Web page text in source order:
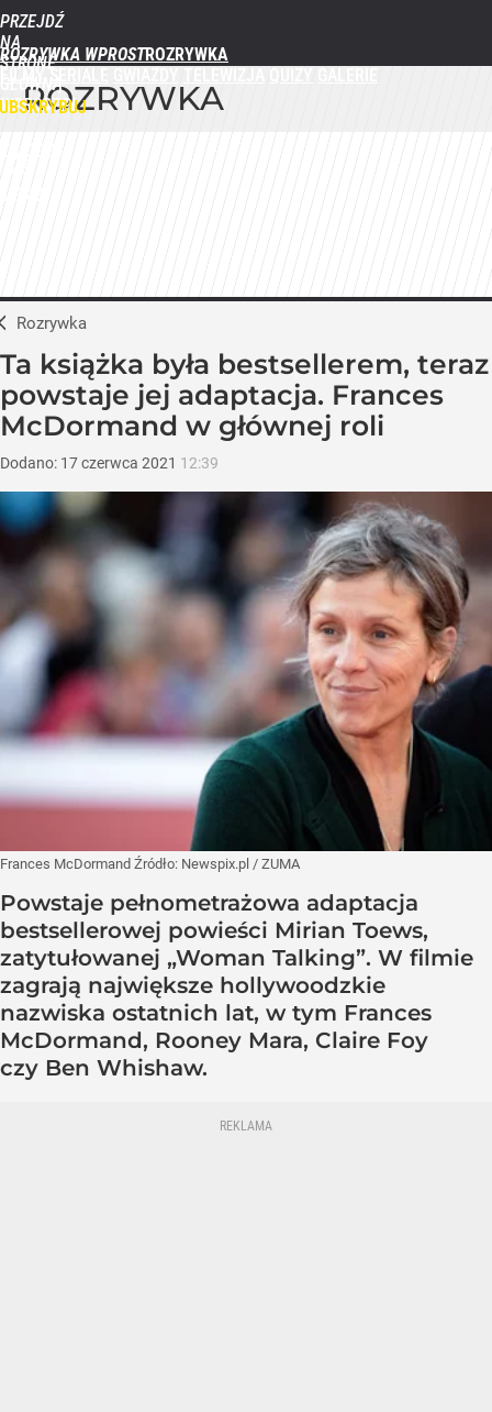
PRZEJDŹ
NA
STRONĘ
GŁÓWNĄ
WPROST.PL
ROZRYWKA WPROST
ROZRYWKA
Rozrywka
Ta książka była bestsellerem, teraz
powstaje jej adaptacja. Frances
McDormand w głównej roli
Dodano: 17czerwca 2021 12:39
Frances McDormand Źródło: Newspix.pl / ZUMA
Powstaje pełnometrażowa adaptacja
bestsellerowej powieści Mirian Toews,
zatytułowanej „Woman Talking”. W filmie
zagrają największe hollywoodzkie
nazwiska ostatnich lat, w tym Frances
McDormand, Rooney Mara, Claire Foy
czy Ben Whishaw.